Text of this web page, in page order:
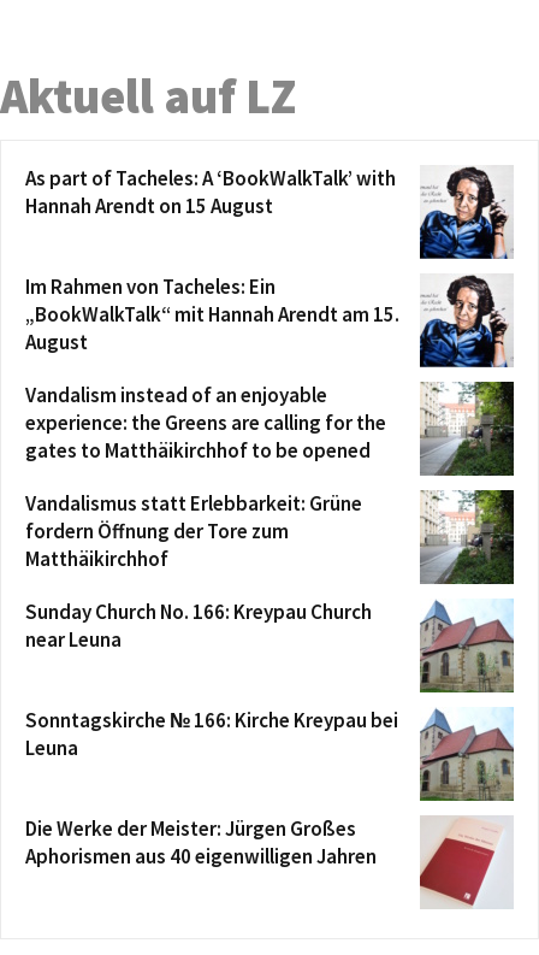
Aktuell auf LZ
As part of Tacheles: A ‘BookWalkTalk’ with
Hannah Arendt on 15 August
Im Rahmen von Tacheles: Ein
„BookWalkTalk“ mit Hannah Arendt am 15.
August
Vandalism instead of an enjoyable
experience: the Greens are calling for the
gates to Matthäikirchhof to be opened
Vandalismus statt Erlebbarkeit: Grüne
fordern Öffnung der Tore zum
Matthäikirchhof
Sunday Church No. 166: Kreypau Church
near Leuna
Sonntagskirche № 166: Kirche Kreypau bei
Leuna
Die Werke der Meister: Jürgen Großes
Aphorismen aus 40 eigenwilligen Jahren